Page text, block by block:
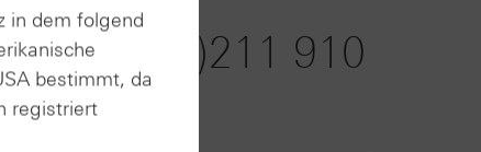
Telefax:
+49 (0)211 910
91936
in dem folgend
bestimmt, da
registriert